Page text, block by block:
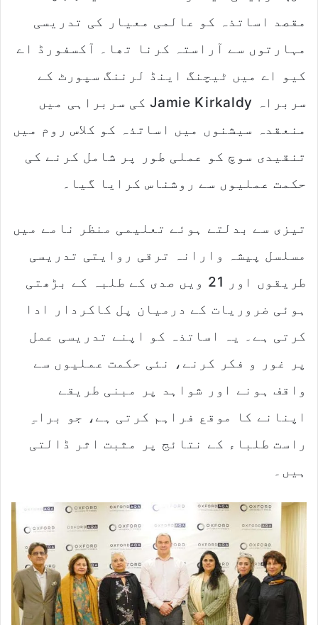
مقصد اساتذہ کو عالمی معیار کی تدریسی
مہارتوں سے آراستہ کرنا تھا۔ آکسفورڈ اے
کیو اے میں ٹیچنگ اینڈ لرننگ سپورٹ کے
سربراہ Jamie Kirkaldy کی سربراہی میں
منعقدہ سیشنوں میں اساتذہ کو کلاس روم میں
تنقیدی سوچ کو عملی طور پر شامل کرنے کی
حکمت عملیوں سے روشناس کرایا گیا۔
تیزی سے بدلتے ہوئے تعلیمی منظر نامے میں
مسلسل پیشہ وارانہ ترقی روایتی تدریسی
طریقوں اور 21 ویں صدی کے طلبہ کے بڑھتی
ہوئی ضروریات کے درمیان پل کاکردار ادا
کرتی ہے۔ یہ اساتذہ کو اپنے تدریسی عمل
پر غور و فکر کرنے، نئی حکمت عملیوں سے
واقف ہونے اور شواہد پر مبنی طریقے
اپنانے کا موقع فراہم کرتی ہے، جو براہِ
راست طلباء کے نتائج پر مثبت اثر ڈالتی
ہیں۔